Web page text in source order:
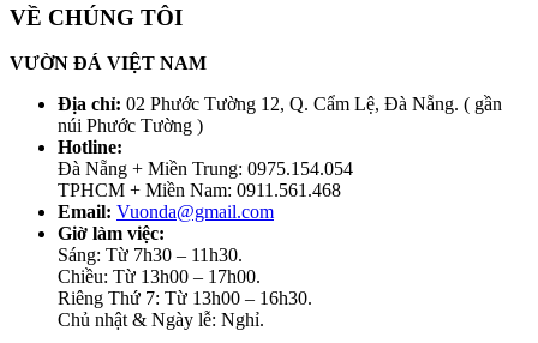
VỀ CHÚNG TÔI
VƯỜN ĐÁ VIỆT NAM
Địa chỉ: 02 Phước Tường 12, Q. Cẩm Lệ, Đà Nẵng. ( gần
núi Phước Tường )
Hotline:
Đà Nẵng + Miền Trung: 0975.154.054
TPHCM + Miền Nam: 0911.561.468
Email: Vuonda@gmail.com
Giờ làm việc:
Sáng: Từ 7h30 – 11h30.
Chiều: Từ 13h00 – 17h00.
Riêng Thứ 7: Từ 13h00 – 16h30.
Chủ nhật & Ngày lễ: Nghỉ.